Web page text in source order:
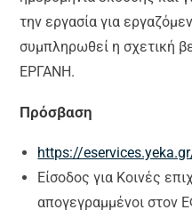
την εργασία για
συμπληρωθεί η σχετική
ΕΡΓΑΝΗ.
Πρόσβαση
https://
Είσοδος για Κοινές
απογεγραμμένοι στον